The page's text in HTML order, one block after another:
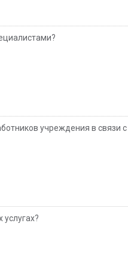
учреждения в связи с